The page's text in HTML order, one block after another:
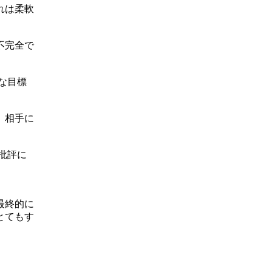
は柔軟
完全で
目標
相手に
評に
終的に
てもす